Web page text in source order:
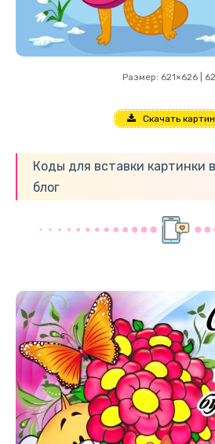
Размер: 621×626 |
Скачать
Коды для вставки картинки
блог